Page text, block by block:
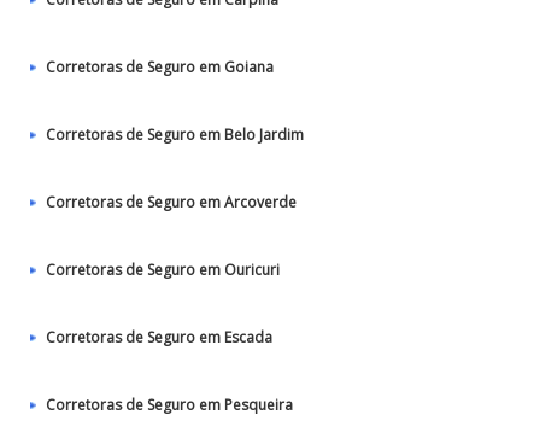
Corretoras de Seguro em Goiana
Corretoras de Seguro em Belo Jardim
Corretoras de Seguro em Arcoverde
Corretoras de Seguro em Ouricuri
Corretoras de Seguro em Escada
Corretoras de Seguro em Pesqueira